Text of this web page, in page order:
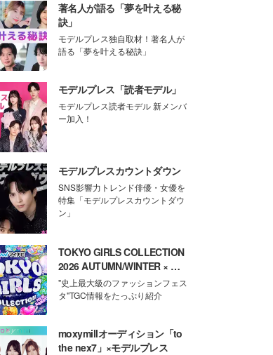
著名人が語る「夢を叶える秘
訣」
モデルプレス独自取材！著名人が
語る「夢を叶える秘訣」
モデルプレス「読者モデル」
モデルプレス読者モデル 新メンバ
ー加入！
モデルプレスカウントダウン
SNS影響力トレンド俳優・女優を
特集「モデルプレスカウントダウ
ン」
TOKYO GIRLS COLLECTION
2026 AUTUMN/WINTER × モ
デルプレス
"史上最大級のファッションフェス
タ"TGC情報をたっぷり紹介
moxymillオーディション「to
the nex7」×モデルプレス